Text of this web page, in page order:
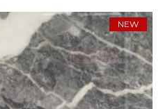
NEW